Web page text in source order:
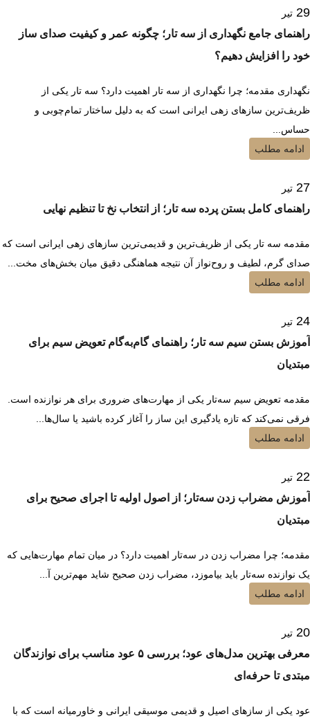
29 تیر
راهنمای جامع نگهداری از سه تار؛ چگونه عمر و کیفیت صدای ساز
خود را افزایش دهیم؟
نگهداری مقدمه؛ چرا نگهداری از سه تار اهمیت دارد؟ سه تار یکی از
ظریف‌ترین سازهای زهی ایرانی است که به دلیل ساختار تمام‌چوبی و
حساس...
ادامه مطلب
27 تیر
راهنمای کامل بستن پرده سه تار؛ از انتخاب نخ تا تنظیم نهایی
مقدمه سه تار یکی از ظریف‌ترین و قدیمی‌ترین سازهای زهی ایرانی است که
صدای گرم، لطیف و روح‌نواز آن نتیجه هماهنگی دقیق میان بخش‌های مخت...
ادامه مطلب
24 تیر
آموزش بستن سیم سه تار؛ راهنمای گام‌به‌گام تعویض سیم برای
مبتدیان
مقدمه تعویض سیم سه‌تار یکی از مهارت‌های ضروری برای هر نوازنده است.
فرقی نمی‌کند که تازه یادگیری این ساز را آغاز کرده باشید یا سال‌ها...
ادامه مطلب
22 تیر
آموزش مضراب زدن سه‌تار؛ از اصول اولیه تا اجرای صحیح برای
مبتدیان
مقدمه؛ چرا مضراب زدن در سه‌تار اهمیت دارد؟ در میان تمام مهارت‌هایی که
یک نوازنده سه‌تار باید بیاموزد، مضراب زدن صحیح شاید مهم‌ترین آ...
ادامه مطلب
20 تیر
معرفی بهترین مدل‌های عود؛ بررسی ۵ عود مناسب برای نوازندگان
مبتدی تا حرفه‌ای
عود یکی از سازهای اصیل و قدیمی موسیقی ایرانی و خاورمیانه است که با